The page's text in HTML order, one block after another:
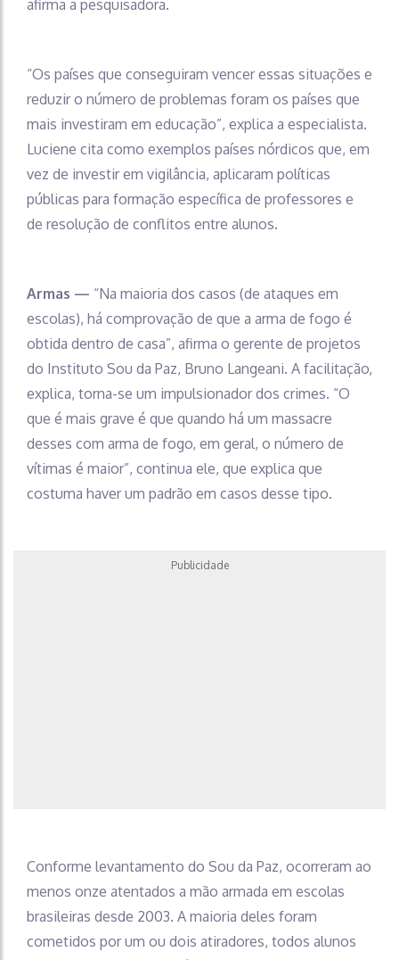
afirma a pesquisadora.
“Os países que conseguiram vencer essas situações e
reduzir o número de problemas foram os países que
mais investiram em educação”, explica a especialista.
Luciene cita como exemplos países nórdicos que, em
vez de investir em vigilância, aplicaram políticas
públicas para formação específica de professores e
de resolução de conflitos entre alunos.
Armas — “Na maioria dos casos (de ataques em
escolas), há comprovação de que a arma de fogo é
obtida dentro de casa”, afirma o gerente de projetos
do Instituto Sou da Paz, Bruno Langeani. A facilitação,
explica, torna-se um impulsionador dos crimes. “O
que é mais grave é que quando há um massacre
desses com arma de fogo, em geral, o número de
vítimas é maior”, continua ele, que explica que
costuma haver um padrão em casos desse tipo.
Publicidade
Conforme levantamento do Sou da Paz, ocorreram ao
menos onze atentados a mão armada em escolas
brasileiras desde 2003. A maioria deles foram
cometidos por um ou dois atiradores, todos alunos